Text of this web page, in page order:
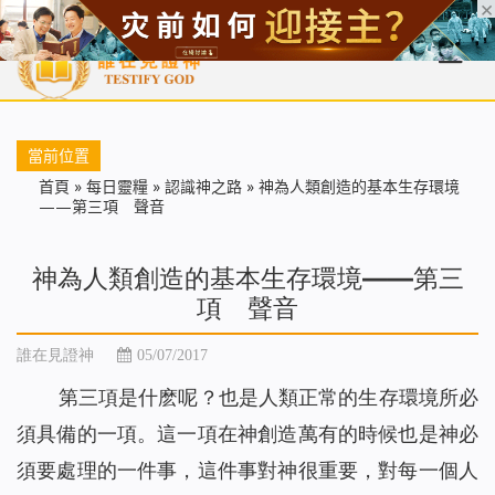
首頁 每日靈糧 天國福音 基督徒見證 信仰解答 聖經
當前位置
首頁 » 每日靈糧 » 認識神之路 » 神為人類創造的基本生存環境
——第三項 聲音
神為人類創造的基本生存環境——第三
項 聲音
誰在見證神 05/07/2017
第三項是什麽呢？也是人類正常的生存環境所必
須具備的一項。這一項在神創造萬有的時候也是神必
須要處理的一件事，這件事對神很重要，對每一個人